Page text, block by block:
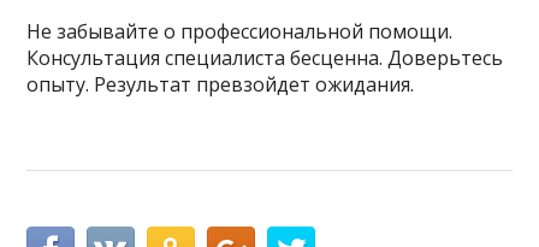
Не забывайте о профессиональной помощи.
Консультация специалиста бесценна. Доверьтесь
опыту. Результат превзойдет ожидания.